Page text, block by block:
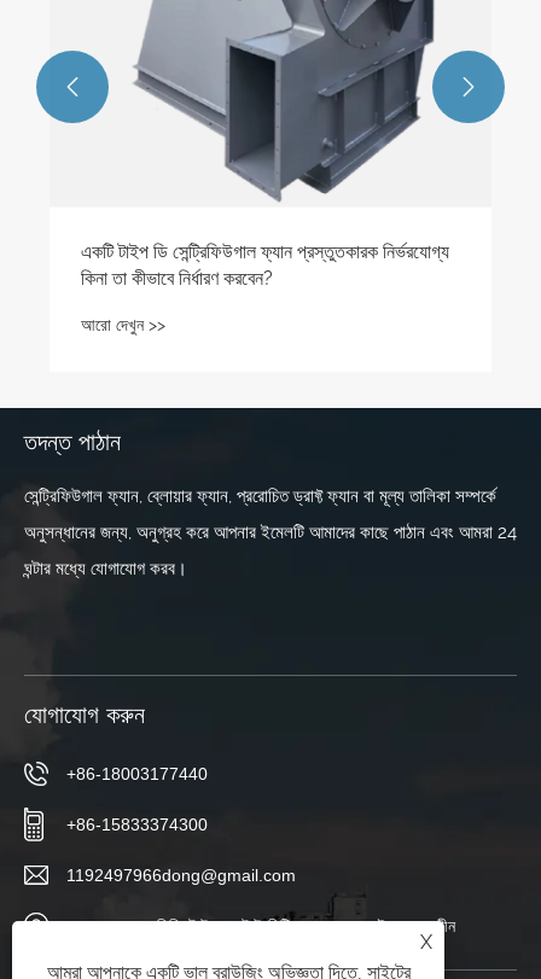
একটি টাইপ ডি সেন্ট্রিফিউগাল ফ্যান প্রস্তুতকারক নির্ভরযোগ্য
কিনা তা কীভাবে নির্ধারণ করবেন?
আরো দেখুন >>
 
তদন্ত পাঠান
সেন্ট্রিফিউগাল ফ্যান, ব্লোয়ার ফ্যান, প্ররোচিত ড্রাফ্ট ফ্যান বা মূল্য তালিকা সম্পর্কে
অনুসন্ধানের জন্য, অনুগ্রহ করে আপনার ইমেলটি আমাদের কাছে পাঠান এবং আমরা 24
ঘন্টার মধ্যে যোগাযোগ করব।
যোগাযোগ করুন
+86-18003177440
+86-15833374300
1192497966dong@gmail.com
চাংবোলুও গ্রাম, সিয়িং টাউন, বোটাউ সিটি, ক্যাংঝো, হেবেই প্রদেশ, চীন
X
আমরা আপনাকে একটি ভাল ব্রাউজিং অভিজ্ঞতা দিতে, সাইটের